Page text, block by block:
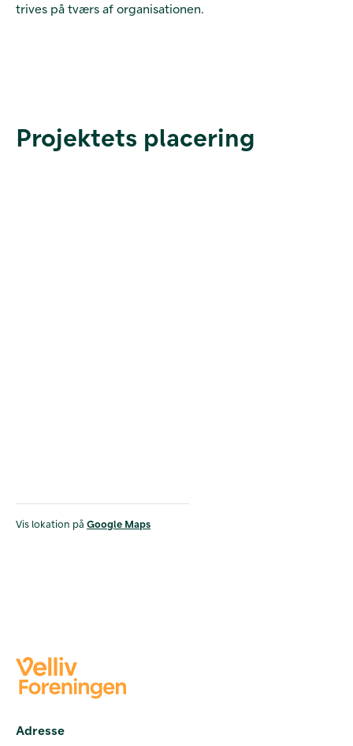
trives på tværs af organisationen.
Projektets placering
Vis lokation på Google Maps
Adresse